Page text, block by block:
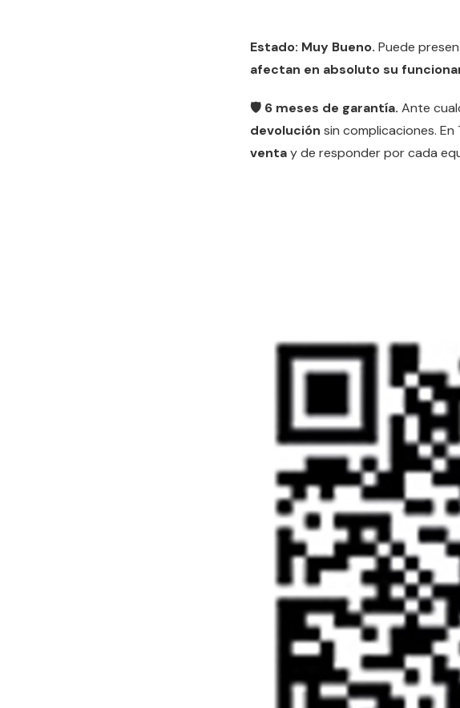
Estado: Muy Bueno. Puede
afectan en absoluto su
🛡️ 6 meses de garantía. Ante
devolución sin complicaciones. En
ventay de responder por cada